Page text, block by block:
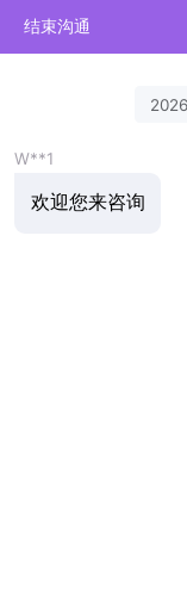
结束沟通
W**1
欢迎您来咨询